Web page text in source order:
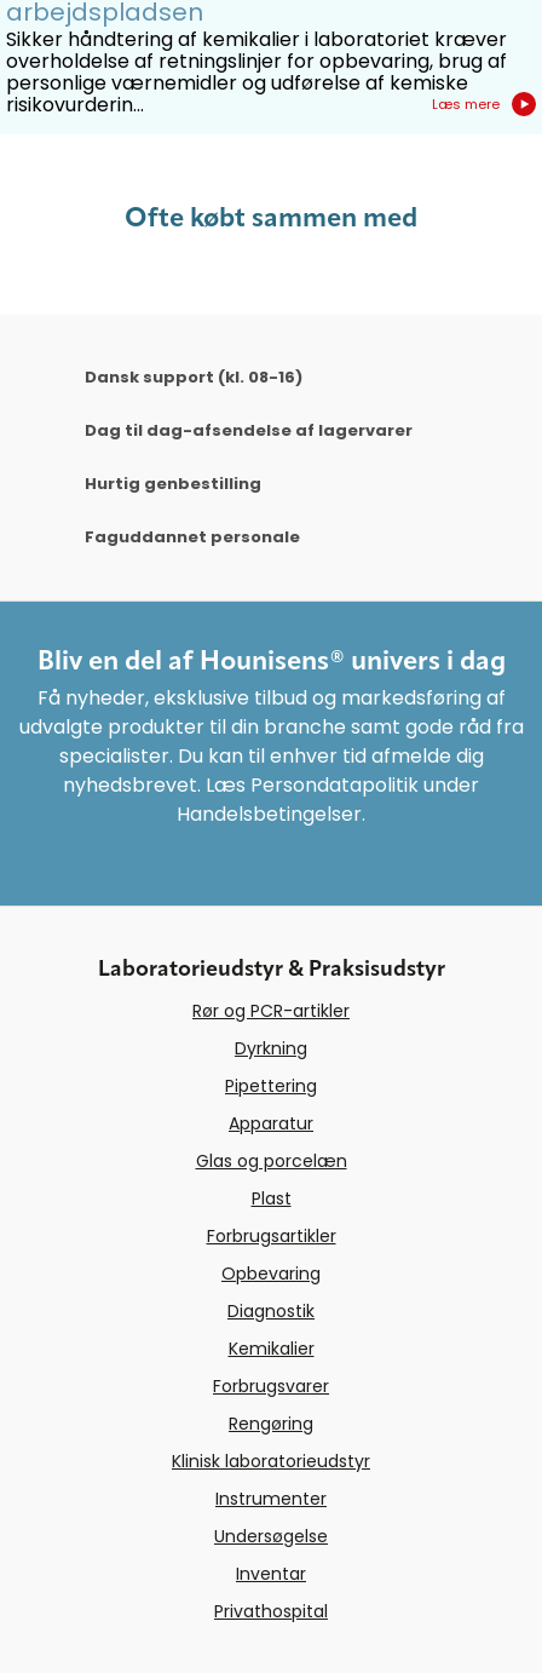
Invester i en øjenskyllestation og skab et sikkert
arbejdsmiljø, hvor både øjne og briller er optimalt
beskyttet mod uheld og skader.
arbejdspladsen
Sikker håndtering af kemikalier i laboratoriet kræver
overholdelse af retningslinjer for opbevaring, brug af
personlige værnemidler og udførelse af kemiske
risikovurderin... Læs mere
Ofte købt sammen med
Dansk support (kl. 08-16)
Dag til dag-afsendelse af lagervarer
Hurtig genbestilling
Faguddannet personale
Bliv en del af Hounisens® univers i dag
Få nyheder, eksklusive tilbud og markedsføring af
udvalgte produkter til din branche samt gode råd fra
specialister. Du kan til enhver tid afmelde dig
nyhedsbrevet. Læs Persondatapolitik under
Handelsbetingelser.
Laboratorieudstyr & Praksisudstyr
Rør og PCR-artikler
Dyrkning
Pipettering
Apparatur
Glas og porcelæn
Plast
Forbrugsartikler
Opbevaring
Diagnostik
Kemikalier
Forbrugsvarer
Rengøring
Klinisk laboratorieudstyr
Instrumenter
Undersøgelse
Inventar
Privathospital